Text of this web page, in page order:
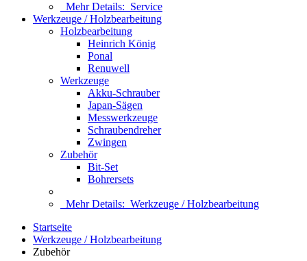
Mehr Details: Service
Werkzeuge / Holzbearbeitung
Holzbearbeitung
Heinrich König
Ponal
Renuwell
Werkzeuge
Akku-Schrauber
Japan-Sägen
Messwerkzeuge
Schraubendreher
Zwingen
Zubehör
Bit-Set
Bohrersets
Mehr Details: Werkzeuge / Holzbearbeitung
Startseite
Werkzeuge / Holzbearbeitung
Zubehör